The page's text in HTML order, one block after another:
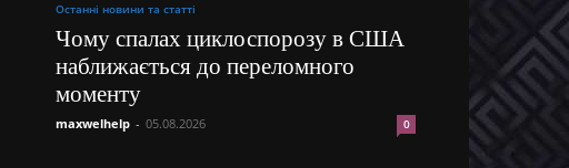
Останні новини та статті
Чому спалах циклоспорозу в США
наближається до переломного
моменту
maxwelhelp - 05.08.2026 0